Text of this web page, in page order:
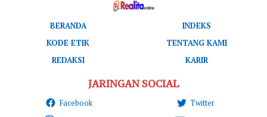
BERANDA
INDEKS
KODE ETIK
TENTANG KAMI
REDAKSI
KARIR
JARINGAN SOCIAL
Facebook
Twitter